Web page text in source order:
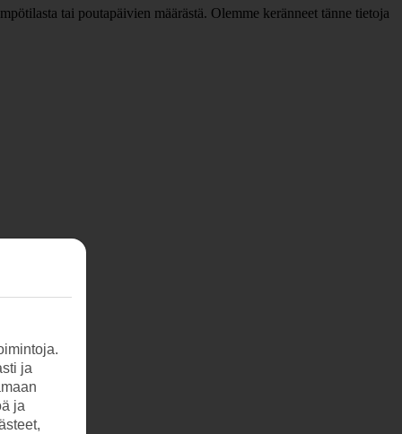
tai poutapäivien määrästä. Olemme keränneet tänne tietoja
ja
ja